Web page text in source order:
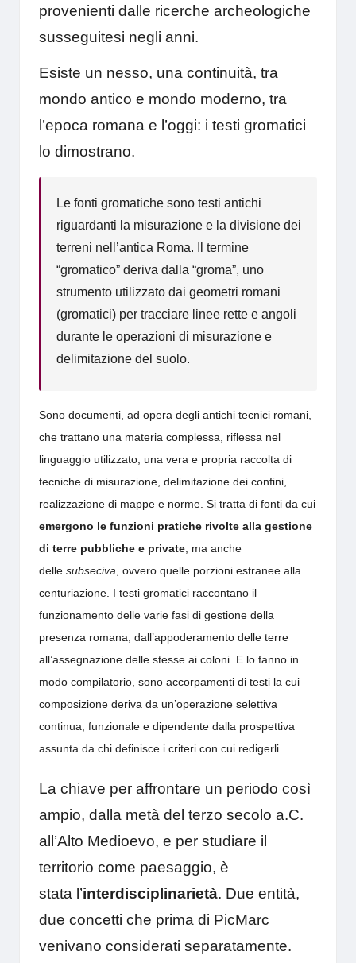
provenienti dalle ricerche archeologiche
susseguitesi negli anni.
Esiste un nesso, una continuità, tra
mondo antico e mondo moderno, tra
l’epoca romana e l’oggi: i testi gromatici
lo dimostrano.
Le fonti gromatiche sono testi antichi
riguardanti la misurazione e la divisione dei
terreni nell’antica Roma. Il termine
“gromatico” deriva dalla “groma”, uno
strumento utilizzato dai geometri romani
(gromatici) per tracciare linee rette e angoli
durante le operazioni di misurazione e
delimitazione del suolo.
Sono documenti, ad opera degli antichi tecnici romani,
che trattano una materia complessa, riflessa nel
linguaggio utilizzato, una vera e propria raccolta di
tecniche di misurazione, delimitazione dei confini,
realizzazione di mappe e norme. Si tratta di fonti da cui
emergono le funzioni pratiche rivolte alla gestione
di terre pubbliche e private, ma anche
delle subseciva, ovvero quelle porzioni estranee alla
centuriazione. I testi gromatici raccontano il
funzionamento delle varie fasi di gestione della
presenza romana, dall’appoderamento delle terre
all’assegnazione delle stesse ai coloni. E lo fanno in
modo compilatorio, sono accorpamenti di testi la cui
composizione deriva da un’operazione selettiva
continua, funzionale e dipendente dalla prospettiva
assunta da chi definisce i criteri con cui redigerli.
La chiave per affrontare un periodo così
ampio, dalla metà del terzo secolo a.C.
all’Alto Medioevo, e per studiare il
territorio come paesaggio, è
stata l’interdisciplinarietà. Due entità,
due concetti che prima di PicMarc
venivano considerati separatamente.